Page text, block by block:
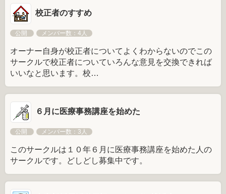
校正者のすすめ
公開 メンバー数：4人
オーナー自身が校正者についてよくわからないのでこの
サークルで校正者についていろんな意見を交換できれば
いいなと思います。校…
６月に医療事務講座を始めた
公開 メンバー数：3人
このサークルは１０年６月に医療事務講座を始めた人の
サークルです。どしどし募集中です。